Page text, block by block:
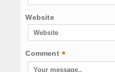
Website
Comment *